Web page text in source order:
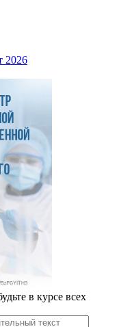
2026
в курсе всех